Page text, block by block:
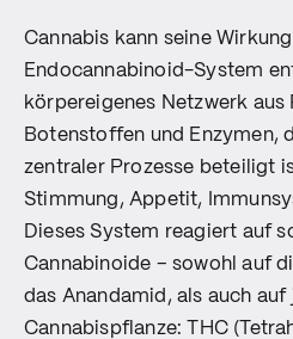
Cannabis kann seine
Endocannabinoid-System
körpereigenes Netzwerk aus
Botenstoffen und Enzymen,
zentraler Prozesse beteiligt
Stimmung, Appetit,
Dieses System reagiert auf
Cannabinoide – sowohl auf
das Anandamid, als auch auf
Cannabispflanze: THC